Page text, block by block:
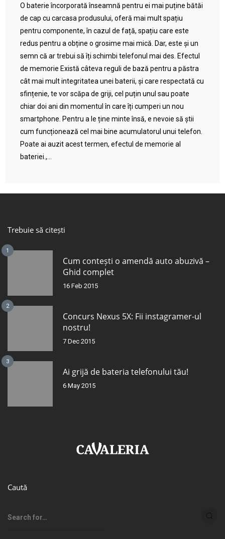
O baterie încorporată înseamnă pentru ei mai puține bătăi
de cap cu carcasa produsului, oferă mai mult spațiu
pentru componente, în cazul de față, spațiu care este
redus pentru a obține o grosime mai mică. Dar, este și un
semn că ar trebui să îți schimbi telefonul mai des. Efectul
de memorie Există câteva reguli de bază pentru a păstra
cât mai mult integritatea unei baterii, și care respectată cu
sfințenie, te vor scăpa de griji, cel puțin unul sau poate
chiar doi ani din momentul în care îți cumperi un nou
smartphone. Pentru a le ține minte însă, e nevoie să știi
cum funcționează cel mai bine acumulatorul unui telefon.
Poate ai auzit acest termen, efectul de memorie al
bateriei.,...
Trebuie să citești
1
Cum contești o amendă auto abuzivă –
Ghid complet
16 Feb 2015
2
Concurs Nexus 5X: Fii instagramer-ul
nostru!
7 Dec 2015
3
Ai grijă de bateria telefonului tău!
6 May 2015
Caută